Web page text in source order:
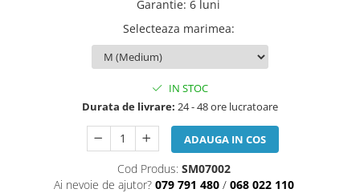
Garantie: 6 luni
Selecteaza marimea:
IN STOC
Durata de livrare: 24 - 48 ore lucratoare
ADAUGA IN COS
Cod Produs: SM07002
Ai nevoie de ajutor? 079 791 480 / 068 022 110